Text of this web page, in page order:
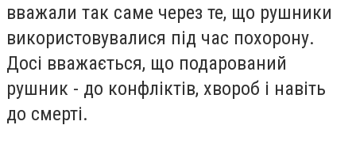
вважали так саме через те, що рушники
використовувалися під час похорону.
Досі вважається, що подарований
рушник - до конфліктів, хвороб і навіть
до смерті.